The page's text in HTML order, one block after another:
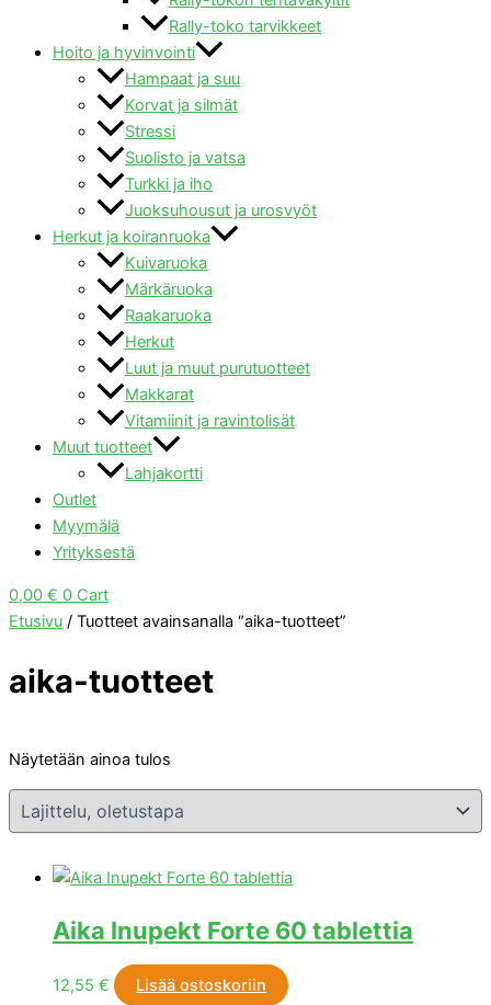
Rally-toko tarvikkeet
Hoito ja hyvinvointi
Hampaat ja suu
Korvat ja silmät
Stressi
Suolisto ja vatsa
Turkki ja iho
Juoksuhousut ja urosvyöt
Herkut ja koiranruoka
Kuivaruoka
Märkäruoka
Raakaruoka
Herkut
Luut ja muut purutuotteet
Makkarat
Vitamiinit ja ravintolisät
Muut tuotteet
Lahjakortti
Outlet
Myymälä
Yrityksestä
0,00 € 0 Cart
Etusivu / Tuotteet avainsanalla “aika-tuotteet”
aika-tuotteet
Näytetään ainoa tulos
Aika Inupekt Forte 60 tablettia
12,55 € Lisää ostoskoriin